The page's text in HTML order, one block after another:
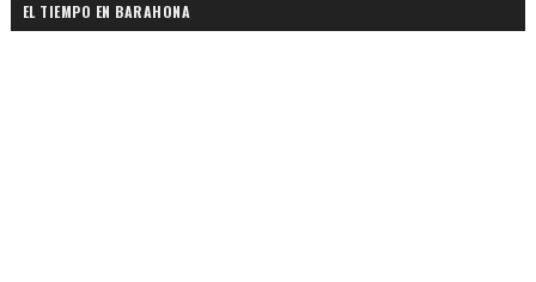
EL TIEMPO EN BARAHONA